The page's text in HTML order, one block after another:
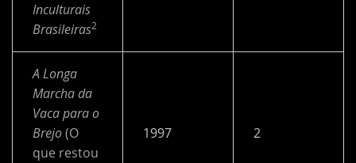
Inculturais
Brasileiras2
A Longa
Marcha da
Vaca para o
Brejo(O
que restou
1997 2